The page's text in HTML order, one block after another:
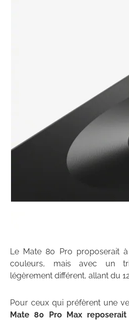
Le Mate 80 Pro proposerait
couleurs, mais avec un
légèrement différent, allant du
Pour ceux qui préfèrent une
Mate 80 Pro Max